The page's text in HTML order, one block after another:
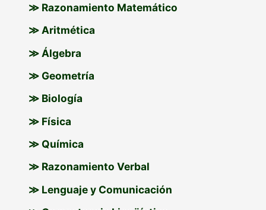
≫ Razonamiento Matemático
≫ Aritmética
≫ Álgebra
≫ Geometría
≫ Biología
≫ Física
≫ Química
≫ Razonamiento Verbal
≫ Lenguaje y Comunicación